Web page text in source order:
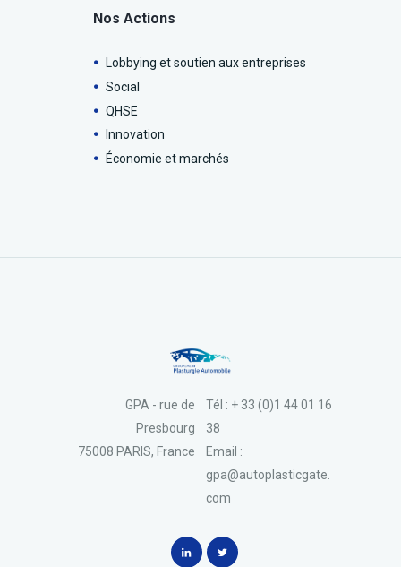
Nos Actions
Lobbying et soutien aux entreprises
Social
QHSE
Innovation
Économie et marchés
Tél : + 33 (0)1 44 01 16
38
Email :
gpa@autoplasticgate.
com
GPA - rue de
Presbourg
75008 PARIS, France